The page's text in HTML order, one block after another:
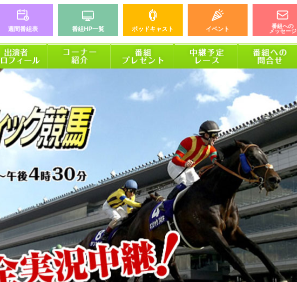
週間番組表 番組HP一覧 ポッドキャスト イベント
番組への
メッセージ